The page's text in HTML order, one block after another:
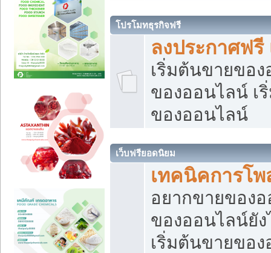
โปรโมทธุรกิจฟรี
ลงประกาศฟรี
เริ่มต้นขายขอ
ของออนไลน์ เ
ของออนไลน์
เว็บฟรียอดนิยม
เทคนิคการโ
อยากขายของ
ของออนไลน์ยั
เริ่มต้นขายของ